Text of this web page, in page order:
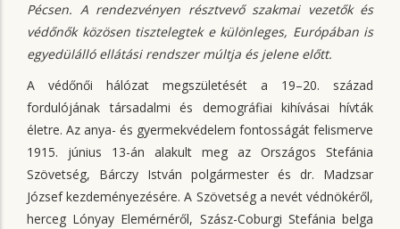
Pécsen. A rendezvényen résztvevő szakmai vezetők és
védőnők közösen tisztelegtek e különleges, Európában is
egyedülálló ellátási rendszer múltja és jelene előtt.
A védőnői hálózat megszületését a 19–20. század
fordulójának társadalmi és demográfiai kihívásai hívták
életre. Az anya- és gyermekvédelem fontosságát felismerve
1915. június 13-án alakult meg az Országos Stefánia
Szövetség, Bárczy István polgármester és dr. Madzsar
József kezdeményezésére. A Szövetség a nevét védnökéről,
herceg Lónyay Elemérnéről, Szász-Coburgi Stefánia belga